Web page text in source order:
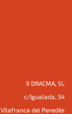
9 DRACMA, SL
c/Igualada, 54
Vilafranca del Penedès